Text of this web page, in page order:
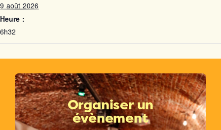
9 août 2026
Heure :
6h32
Organiser un
évènement